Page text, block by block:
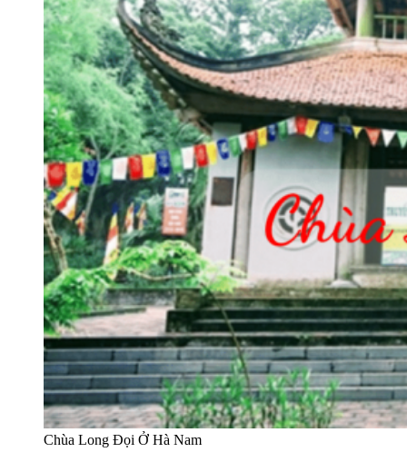
Chùa Long Đọi Ở Hà Nam